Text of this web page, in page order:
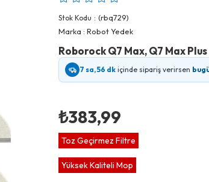
Stok Kodu
(rbq729)
Marka : Robot Yedek
Roborock Q7 Max, Q7 Max
7 sa, 56 dk içinde sipariş verirsen
₺383,99
Toz Geçirmez Filtre
Yüksek Kaliteli Mop